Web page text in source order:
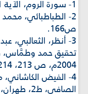
1- سورة الروم، الآية 31.
ص166.
3- أنظر، الثعالبي،
2004م، ص 213، 214.
4- الفيض